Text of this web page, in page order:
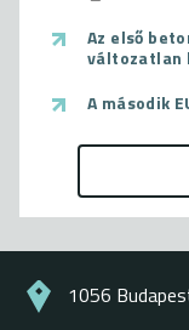
Az első
változatlan
A második
1056